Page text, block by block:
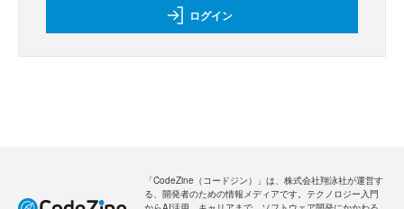
ログイン
「CodeZine（コードジン）」は、株式会社翔泳社が運営す
る、開発者のための情報メディアです。テクノロジー入門